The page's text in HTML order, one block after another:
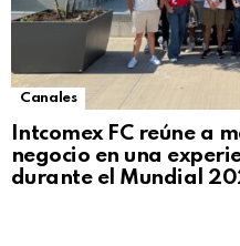
Canales
Intcomex FC reúne a
negocio en una
durante el Mundial